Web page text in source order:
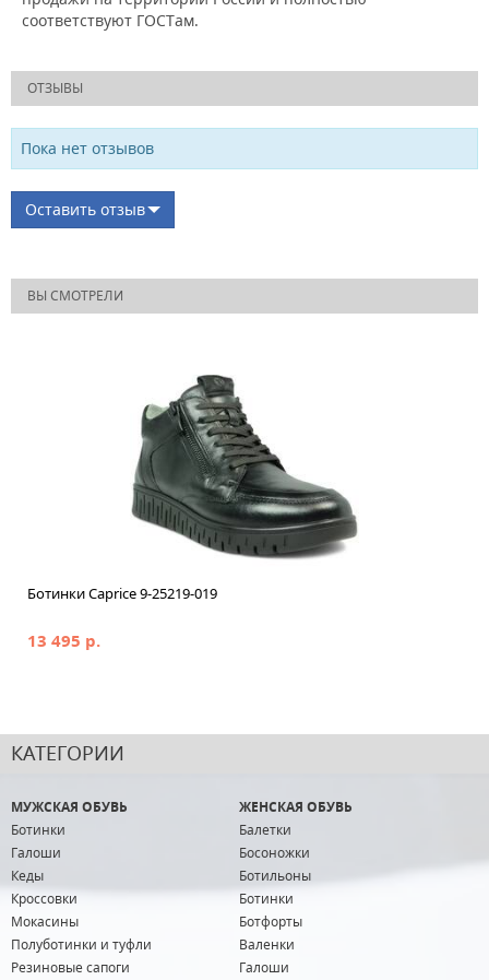
соответствуют ГОСТам.
ОТЗЫВЫ
Пока нет отзывов
Оставить отзыв
ВЫ СМОТРЕЛИ
Ботинки Caprice 9-25219-019
13 495 р.
КАТЕГОРИИ
МУЖСКАЯ ОБУВЬ
Ботинки
Галоши
Кеды
Кроссовки
Мокасины
Полуботинки и туфли
Резиновые сапоги
ЖЕНСКАЯ ОБУВЬ
Балетки
Босоножки
Ботильоны
Ботинки
Ботфорты
Валенки
Галоши